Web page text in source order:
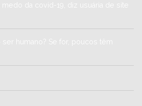
da covid-19, diz usuária de site
ser humano? Se for, poucos têm